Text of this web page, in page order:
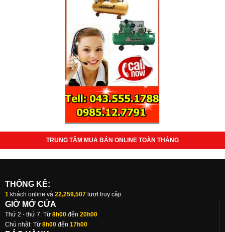
TRUNG TÂM MUA BÁN ONLINE TOÀN THẮNG
THỐNG KÊ:
1 khách online và 22,259,507 lượt truy cập
GIỜ MỞ CỬA
Thứ 2 - thứ 7: Từ 8h00 đến 20h00
Chủ nhật: Từ 8h00 đến 17h00